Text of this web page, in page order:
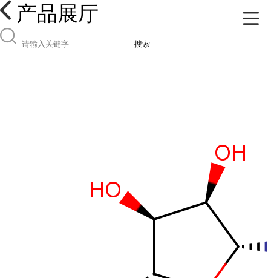
产品展厅
搜索